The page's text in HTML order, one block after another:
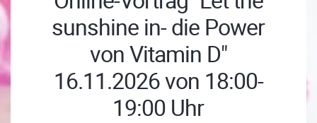
sunshine in- die Power
von Vitamin D"
16.11.2026 von 18:00-
19:00 Uhr